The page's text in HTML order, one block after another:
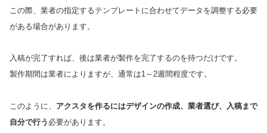
この際、業者の指定するテンプレートに合わせてデータを調整する必要
がある場合があります。
入稿が完了すれば、後は業者が製作を完了するのを待つだけです。
製作期間は業者によりますが、通常は1～2週間程度です。
このように、 アクスタを作るにはデザインの作成、業者選び、入稿まで
自分で行う 必要があります。